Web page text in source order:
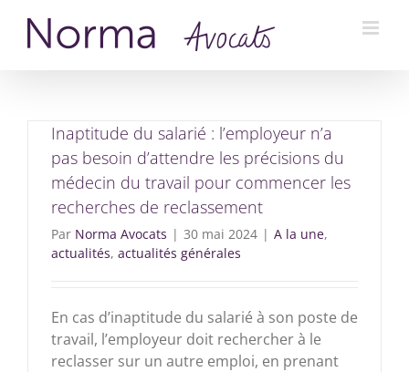
contenu
Inaptitude du salarié : l’employeur n’a
pas besoin d’attendre les précisions du
médecin du travail pour commencer les
recherches de reclassement
Par Norma Avocats | 30 mai 2024 | A la une,
actualités, actualités générales
En cas d’inaptitude du salarié à son poste de
travail, l’employeur doit rechercher à le
reclasser sur un autre emploi, en prenant